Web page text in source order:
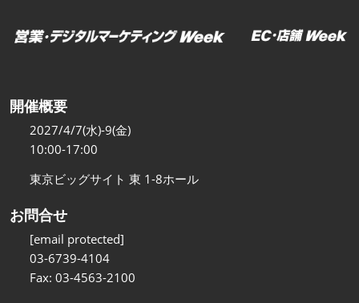
開催概要
2027/4/7(水)-9(金)
10:00-17:00
東京ビッグサイト 東 1-8ホール
お問合せ
[email protected]
03-6739-4104
Fax: 03-4563-2100